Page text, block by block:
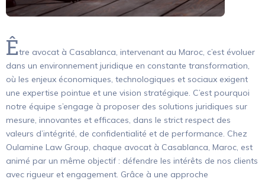
Être avocat à Casablanca, intervenant au Maroc, c’est évoluer
dans un environnement juridique en constante transformation,
où les enjeux économiques, technologiques et sociaux exigent
une expertise pointue et une vision stratégique. C’est pourquoi
notre équipe s’engage à proposer des solutions juridiques sur
mesure, innovantes et efficaces, dans le strict respect des
valeurs d’intégrité, de confidentialité et de performance. Chez
Oulamine Law Group, chaque avocat à Casablanca, Maroc, est
animé par un même objectif : défendre les intérêts de nos clients
avec rigueur et engagement. Grâce à une approche